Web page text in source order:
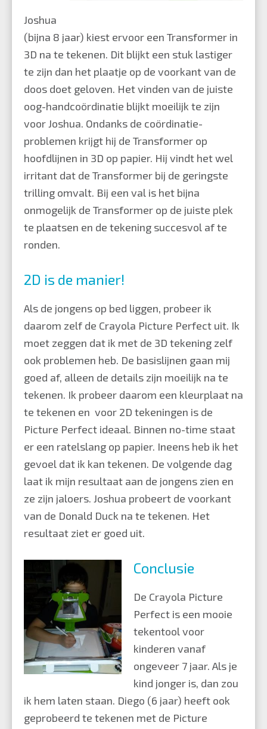
Joshua
(bijna 8 jaar) kiest ervoor een Transformer in
3D na te tekenen. Dit blijkt een stuk lastiger
te zijn dan het plaatje op de voorkant van de
doos doet geloven. Het vinden van de juiste
oog-handcoördinatie blijkt moeilijk te zijn
voor Joshua. Ondanks de coördinatie-
problemen krijgt hij de Transformer op
hoofdlijnen in 3D op papier. Hij vindt het wel
irritant dat de Transformer bij de geringste
trilling omvalt. Bij een val is het bijna
onmogelijk de Transformer op de juiste plek
te plaatsen en de tekening succesvol af te
ronden.
2D is de manier!
Als de jongens op bed liggen, probeer ik
daarom zelf de Crayola Picture Perfect uit. Ik
moet zeggen dat ik met de 3D tekening zelf
ook problemen heb. De basislijnen gaan mij
goed af, alleen de details zijn moeilijk na te
tekenen. Ik probeer daarom een kleurplaat na
te tekenen en voor 2D tekeningen is de
Picture Perfect ideaal. Binnen no-time staat
er een ratelslang op papier. Ineens heb ik het
gevoel dat ik kan tekenen. De volgende dag
laat ik mijn resultaat aan de jongens zien en
ze zijn jaloers. Joshua probeert de voorkant
van de Donald Duck na te tekenen. Het
resultaat ziet er goed uit.
Conclusie
De Crayola Picture
Perfect is een mooie
tekentool voor
kinderen vanaf
ongeveer 7 jaar. Als je
kind jonger is, dan zou
ik hem laten staan. Diego (6 jaar) heeft ook
geprobeerd te tekenen met de Picture